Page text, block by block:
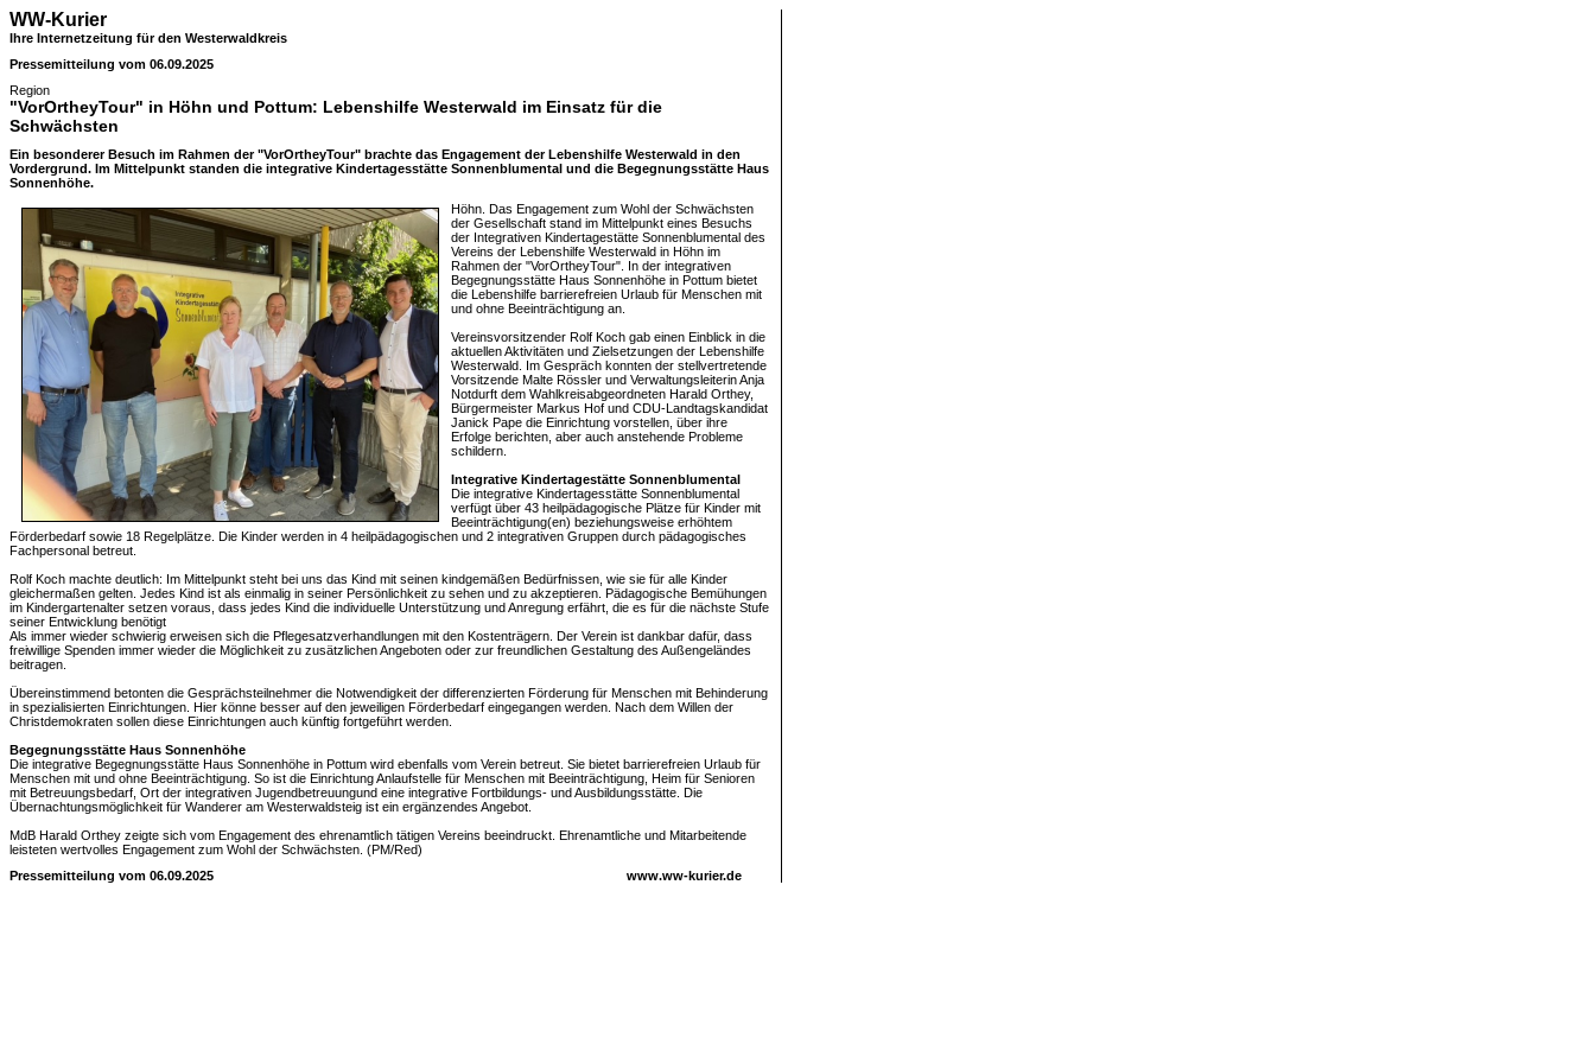
WW-Kurier
Ihre Internetzeitung für den Westerwaldkreis
Pressemitteilung vom 06.09.2025
Region
"VorOrtheyTour" in Höhn und Pottum: Lebenshilfe Westerwald im Einsatz für die
Schwächsten
Ein besonderer Besuch im Rahmen der "VorOrtheyTour" brachte das Engagement der Lebenshilfe Westerwald in den
Vordergrund. Im Mittelpunkt standen die integrative Kindertagesstätte Sonnenblumental und die Begegnungsstätte Haus
Sonnenhöhe.
Höhn. Das Engagement zum Wohl der Schwächsten
der Gesellschaft stand im Mittelpunkt eines Besuchs
der Integrativen Kindertagestätte Sonnenblumental des
Vereins der Lebenshilfe Westerwald in Höhn im
Rahmen der "VorOrtheyTour". In der integrativen
Begegnungsstätte Haus Sonnenhöhe in Pottum bietet
die Lebenshilfe barrierefreien Urlaub für Menschen mit
und ohne Beeinträchtigung an.
Vereinsvorsitzender Rolf Koch gab einen Einblick in die
aktuellen Aktivitäten und Zielsetzungen der Lebenshilfe
Westerwald. Im Gespräch konnten der stellvertretende
Vorsitzende Malte Rössler und Verwaltungsleiterin Anja
Notdurft dem Wahlkreisabgeordneten Harald Orthey,
Bürgermeister Markus Hof und CDU-Landtagskandidat
Janick Pape die Einrichtung vorstellen, über ihre
Erfolge berichten, aber auch anstehende Probleme
schildern.
Integrative Kindertagestätte Sonnenblumental
Die integrative Kindertagesstätte Sonnenblumental
verfügt über 43 heilpädagogische Plätze für Kinder mit
Beeinträchtigung(en) beziehungsweise erhöhtem
Förderbedarf sowie 18 Regelplätze. Die Kinder werden in 4 heilpädagogischen und 2 integrativen Gruppen durch pädagogisches
Fachpersonal betreut.
Rolf Koch machte deutlich: Im Mittelpunkt steht bei uns das Kind mit seinen kindgemäßen Bedürfnissen, wie sie für alle Kinder
gleichermaßen gelten. Jedes Kind ist als einmalig in seiner Persönlichkeit zu sehen und zu akzeptieren. Pädagogische Bemühungen
im Kindergartenalter setzen voraus, dass jedes Kind die individuelle Unterstützung und Anregung erfährt, die es für die nächste Stufe
seiner Entwicklung benötigt
Als immer wieder schwierig erweisen sich die Pflegesatzverhandlungen mit den Kostenträgern. Der Verein ist dankbar dafür, dass
freiwillige Spenden immer wieder die Möglichkeit zu zusätzlichen Angeboten oder zur freundlichen Gestaltung des Außengeländes
beitragen.
Übereinstimmend betonten die Gesprächsteilnehmer die Notwendigkeit der differenzierten Förderung für Menschen mit Behinderung
in spezialisierten Einrichtungen. Hier könne besser auf den jeweiligen Förderbedarf eingegangen werden. Nach dem Willen der
Christdemokraten sollen diese Einrichtungen auch künftig fortgeführt werden.
Begegnungsstätte Haus Sonnenhöhe
Die integrative Begegnungsstätte Haus Sonnenhöhe in Pottum wird ebenfalls vom Verein betreut. Sie bietet barrierefreien Urlaub für
Menschen mit und ohne Beeinträchtigung. So ist die Einrichtung Anlaufstelle für Menschen mit Beeinträchtigung, Heim für Senioren
mit Betreuungsbedarf, Ort der integrativen Jugendbetreuungund eine integrative Fortbildungs- und Ausbildungsstätte. Die
Übernachtungsmöglichkeit für Wanderer am Westerwaldsteig ist ein ergänzendes Angebot.
MdB Harald Orthey zeigte sich vom Engagement des ehrenamtlich tätigen Vereins beeindruckt. Ehrenamtliche und Mitarbeitende
leisteten wertvolles Engagement zum Wohl der Schwächsten. (PM/Red)
Pressemitteilung vom 06.09.2025
www.ww-kurier.de